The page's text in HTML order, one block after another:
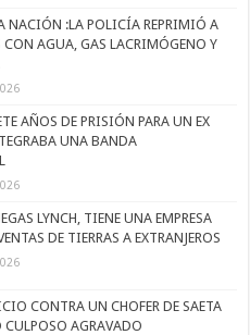
NACIÓN :LA POLICÍA REPRIMIÓ A
CON AGUA, GAS LACRIMÓGENO Y
AÑOS DE PRISIÓN PARA UN EX
UNA BANDA
LYNCH, TIENE UNA EMPRESA
DE TIERRAS A EXTRANJEROS
CONTRA UN CHOFER DE SAETA
AGRAVADO